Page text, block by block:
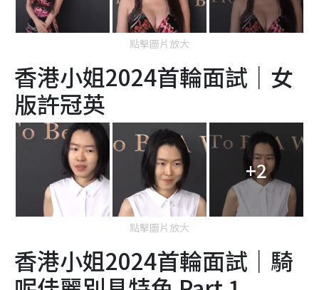
點擊圖片放大
香港小姐2024首輪面試｜女
版許冠英
+2
點擊圖片放大
香港小姐2024首輪面試｜騎